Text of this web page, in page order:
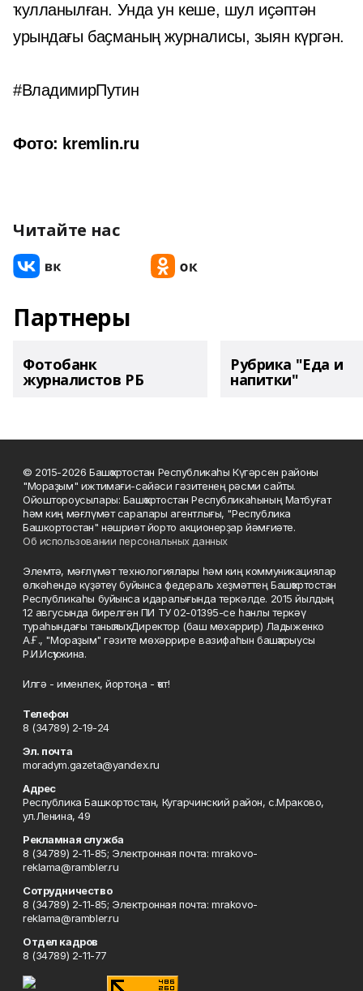
ҡулланылған. Унда ун кеше, шул иҫәптән
урындағы баҫманың журналисы, зыян күргән.
#ВладимирПутин
Фото: kremlin.ru
Читайте нас
Партнеры
Фотобанк
журналистов РБ
Рубрика "Еда и
напитки"
© 2015-2026 Башҡортостан Республикаһы Күгәрсен районы
"Мораҙым" ижтимағи-сәйәси гәзитенең рәсми сайты.
Ойоштороусылары: Башҡортостан Республикаһының Матбуғат
һәм киң мәғлүмәт саралары агентлығы, "Республика
Башкортостан" нәшриәт йорто акционерҙар йәмғиәте.
Об использовании персональных данных
Элемтә, мәғлүмәт технологиялары һәм киң коммуникациялар
өлкәһендә күҙәтеү буйынса федераль хеҙмәттең Башҡортостан
Республикаһы буйынса идаралығында теркәлде. 2015 йылдың
12 авгусында бирелгән ПИ ТУ 02-01395-се һанлы теркәү
тураһындағы таныҡлыҡ. Директор (баш мөхәррир) Ладыженко
А.Ғ., "Мораҙым" гәзите мөхәррире вазифаһын башҡарыусы
Р.И.Исҡужина.
Илгә - именлек, йортоңа - ҡот!
Телефон
8 (34789) 2-19-24
Эл. почта
moradym.gazeta@yandex.ru
Адрес
Республика Башкортостан, Кугарчинский район, с.Мраково,
ул.Ленина, 49
Рекламная служба
8 (34789) 2-11-85; Электронная почта: mrakovo-
reklama@rambler.ru
Сотрудничество
8 (34789) 2-11-85; Электронная почта: mrakovo-
reklama@rambler.ru
Отдел кадров
8 (34789) 2-11-77